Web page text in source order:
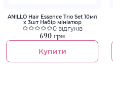
ANILLO Hair Essence Trio Set 10мл
х 3шт Набір мініатюр
0 відгуків
690 грн
Купити